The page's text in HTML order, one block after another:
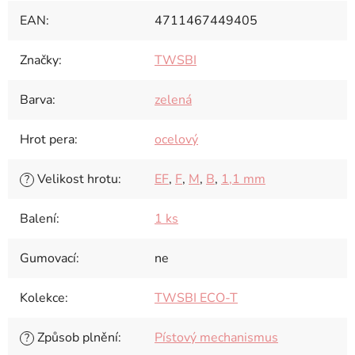
EAN: 4711467449405
Značky: TWSBI
Barva: zelená
Hrot pera: ocelový
? Velikost hrotu: EF, F, M, B, 1,1 mm
Balení: 1 ks
Gumovací: ne
Kolekce: TWSBI ECO-T
? Způsob plnění: Pístový mechanismus